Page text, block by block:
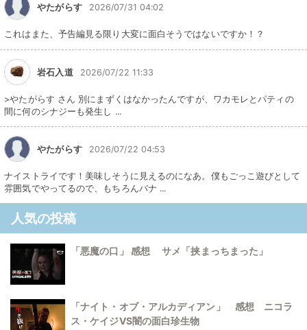
やたがらす 2026/07/31 04:02
これはまた、予告編見る限り大変に面白そうではないですか！？
岩石入道 2026/07/22 11:33
>やたがらす さん 別にまずくはなかったんですが、ワカモレとパティの
間に何のシナジーも発生し ...
やたがらす 2026/07/22 04:53
ナイストライです！美味しそうに見えるのになあ。僕もごっこ遊びとして
雰囲気でやってるので、もちろんバナ ...
人気の投稿
「悪魔の口」 感想 サメ「挟まっちまった」
「ナイト・オブ・アルカディアン」 感想 ニコラ
ス・ケイジVS闇の面白珍生物